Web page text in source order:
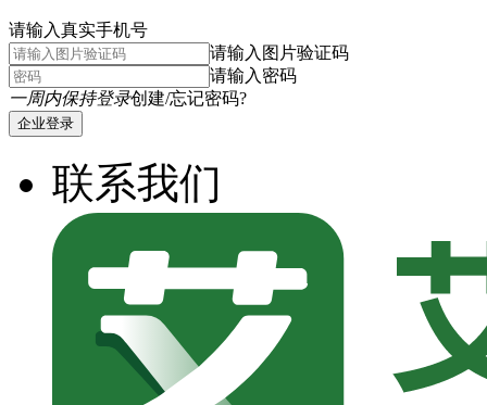
请输入真实手机号
请输入图片验证码
请输入密码
一周内保持登录创建/忘记密码?
企业登录
联系我们